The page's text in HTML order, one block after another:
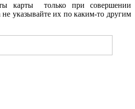
карты только при совершении
указывайте их по каким-то другим